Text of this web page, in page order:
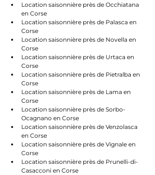
Location saisonnière près de Occhiatana
en Corse
Location saisonnière près de Palasca en
Corse
Location saisonnière près de Novella en
Corse
Location saisonnière près de Urtaca en
Corse
Location saisonnière près de Pietralba en
Corse
Location saisonnière près de Lama en
Corse
Location saisonnière près de Sorbo-
Ocagnano en Corse
Location saisonnière près de Venzolasca
en Corse
Location saisonnière près de Vignale en
Corse
Location saisonnière près de Prunelli-di-
Casacconi en Corse